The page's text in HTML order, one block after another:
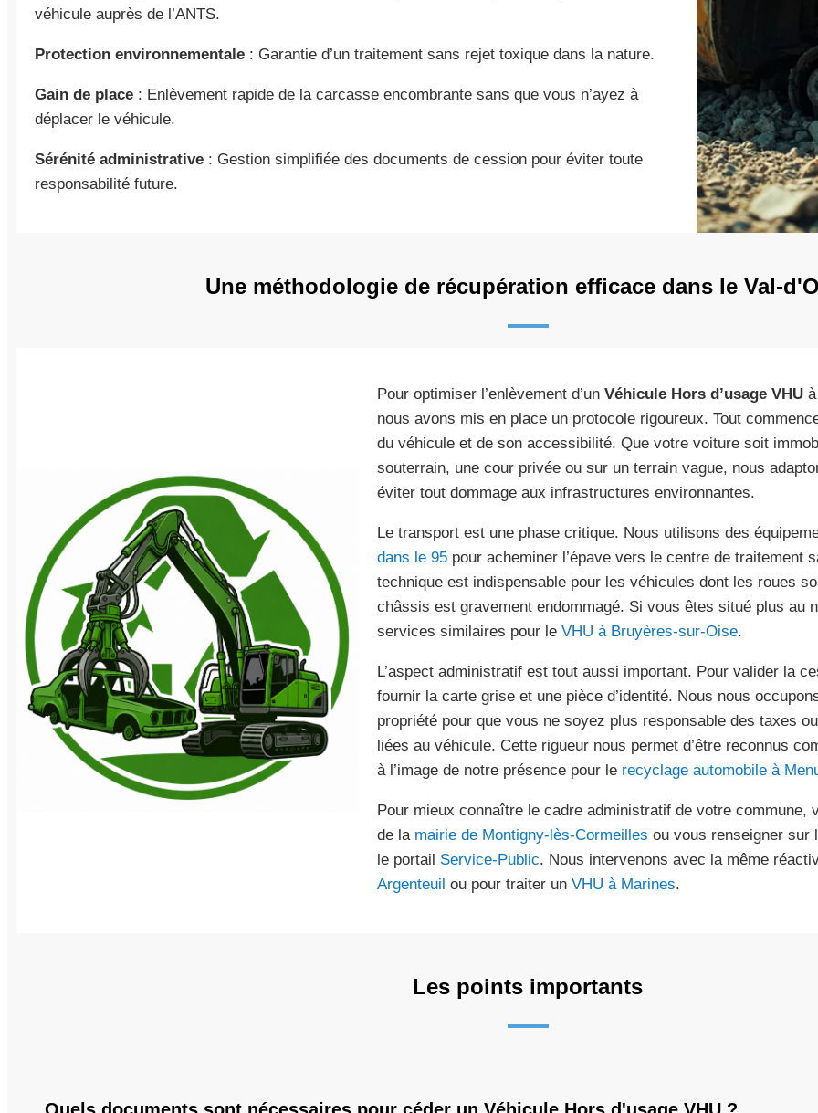
véhicule auprès de l’ANTS.
Protection environnementale : Garantie d’un traitement sans rejet toxique dans la nature.
Gain de place : Enlèvement rapide de la carcasse encombrante sans que vous n’ayez à
déplacer le véhicule.
Sérénité administrative : Gestion simplifiée des documents de cession pour éviter toute
responsabilité future.
Une méthodologie de récupération efficace dans le Val-
Pour optimiser l’enlèvement d’un Véhicule Hors d’usage VHUà
nous avons mis en place un protocole rigoureux. Tout
du véhicule et de son accessibilité. Que votre voiture soit
souterrain, une cour privée ou sur un terrain vague, nous
éviter tout dommage aux infrastructures environnantes.
Le transport est une phase critique. Nous utilisons des
dans le 95pour acheminer l’épave vers le centre de traitement
technique est indispensable pour les véhicules dont les roues
châssis est gravement endommagé. Si vous êtes situé plus au
services similaires pour le VHU à Bruyères-sur-Oise.
L’aspect administratif est tout aussi important. Pour valider la
fournir la carte grise et une pièce d’identité. Nous nous
propriété pour que vous ne soyez plus responsable des taxes
liées au véhicule. Cette rigueur nous permet d’être reconnus
à l’image de notre présence pour le recyclage automobile à
Pour mieux connaître le cadre administratif de votre commune,
de la mairie de Montigny-lès-Cormeilles ou vous renseigner sur
le portail Service-Public. Nous intervenons avec la même
Argenteuil ou pour traiter un VHU à Marines.
Les points importants